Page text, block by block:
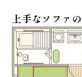
上手なソファ